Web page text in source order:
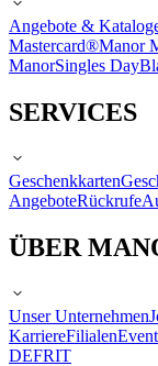
Angebote &
Mastercard®Manor
ManorSingles Day
SERVICES
Geschenkkarten
AngeboteRückrufe
ÜBER
Unser Unternehmen
KarriereFilialen
DEFRIT